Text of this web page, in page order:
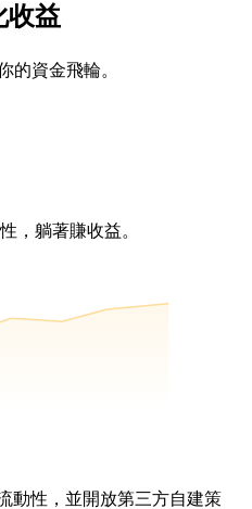
收益
的資金飛輪。
，躺著賺收益。
動性，並開放第三方自建策